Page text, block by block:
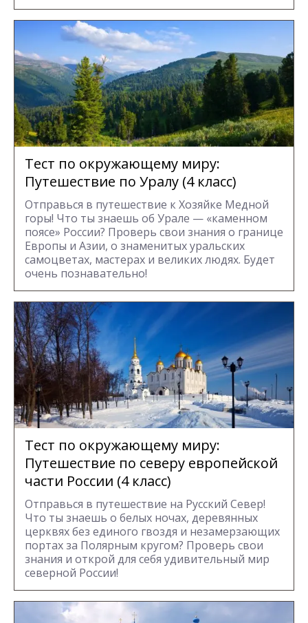
Тест по окружающему миру:
Путешествие по Уралу (4 класс)
Отправься в путешествие к Хозяйке Медной
горы! Что ты знаешь об Урале — «каменном
поясе» России? Проверь свои знания о границе
Европы и Азии, о знаменитых уральских
самоцветах, мастерах и великих людях. Будет
очень познавательно!
Тест по окружающему миру:
Путешествие по северу европейской
части России (4 класс)
Отправься в путешествие на Русский Север!
Что ты знаешь о белых ночах, деревянных
церквях без единого гвоздя и незамерзающих
портах за Полярным кругом? Проверь свои
знания и открой для себя удивительный мир
северной России!